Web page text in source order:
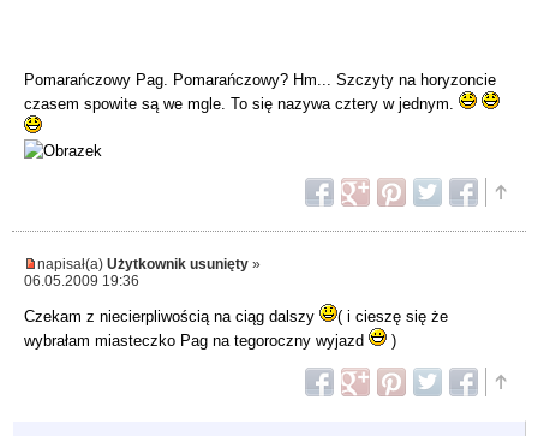
Pomarańczowy Pag. Pomarańczowy? Hm... Szczyty na horyzoncie
czasem spowite są we mgle. To się nazywa cztery w jednym.
napisał(a) Użytkownik usunięty »
06.05.2009 19:36
Czekam z niecierpliwością na ciąg dalszy
( i cieszę się że
wybrałam miasteczko Pag na tegoroczny wyjazd
)